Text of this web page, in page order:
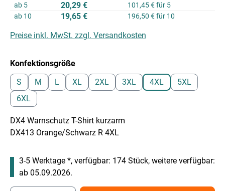
ab 5 20,29 €
101,45 € für 5
ab 10 19,65 € 196,50 € für 10
Preise inkl. MwSt. zzgl. Versandkosten
Konfektionsgrößeauswählen
S
M L XL 2XL 3XL 4XL
5XL
6XL
DX4 Warnschutz T-Shirt kurzarm
DX413 Orange/Schwarz R 4XL
3-5 Werktage *, verfügbar: 174 Stück, weitere verfügbar:
ab 05.09.2026.